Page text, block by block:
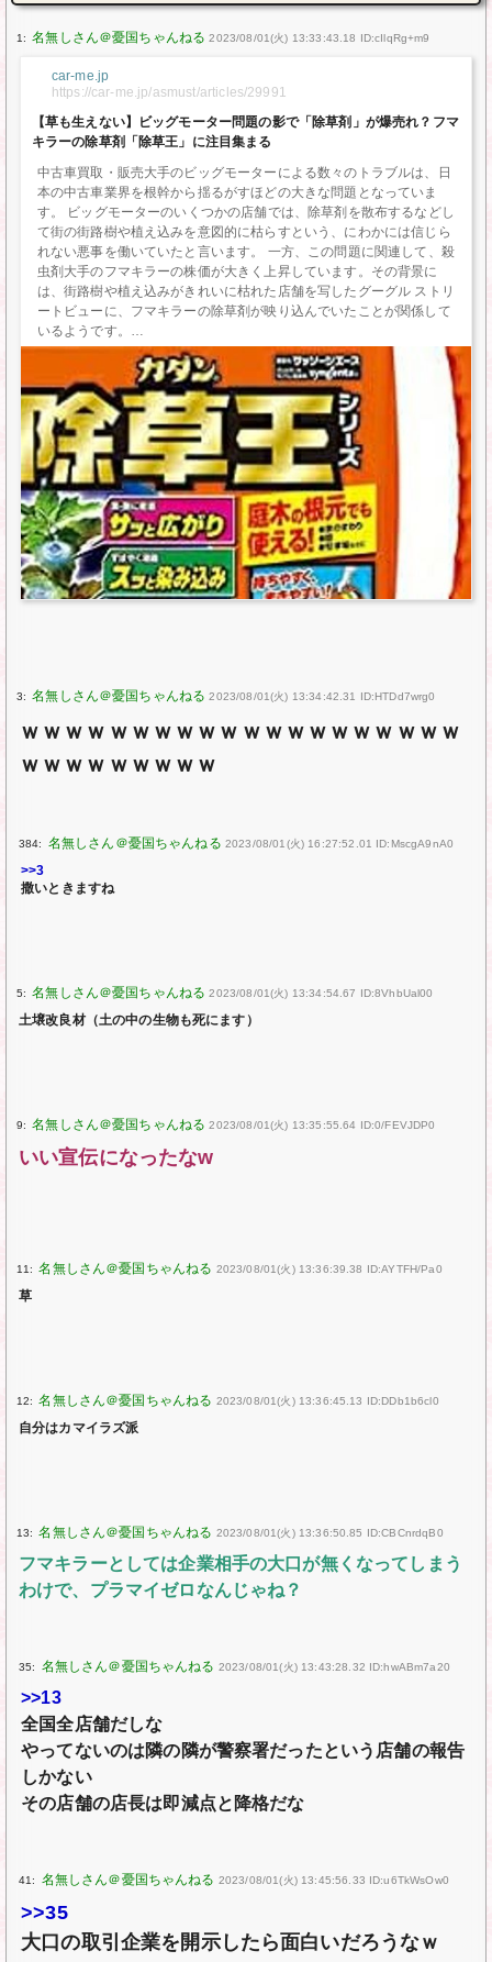
1: 2023/08/01(火) 13:33:43.18 ID:cIlqRg+m9
car-me.jp
https://car-me.jp/asmust/articles/29991
【草も生えない】ビッグモーター問題の影で「除草剤」が爆売れ？フマ
キラーの除草剤「除草王」に注目集まる
中古車買取・販売大手のビッグモーターによる数々のトラブルは、日
本の中古車業界を根幹から揺るがすほどの大きな問題となっていま
す。 ビッグモーターのいくつかの店舗では、除草剤を散布するなどし
て街の街路樹や植え込みを意図的に枯らすという、にわかには信じら
れない悪事を働いていたと言います。 一方、この問題に関連して、殺
虫剤大手のフマキラーの株価が大きく上昇しています。その背景に
は、街路樹や植え込みがきれいに枯れた店舗を写したグーグル ストリ
ートビューに、フマキラーの除草剤が映り込んでいたことが関係して
いるようです。
3: 2023/08/01(火) 13:34:42.31 ID:HTDd7wrg0
ｗｗｗｗｗｗｗｗｗｗｗｗｗｗｗｗｗｗｗｗ
ｗｗｗｗｗｗｗｗｗ
384: 2023/08/01(火) 16:27:52.01 ID:MscgA9nA0
>>3
撒いときますね
5: 2023/08/01(火) 13:34:54.67 ID:8VhbUal00
土壌改良材（土の中の生物も死にます）
9: 2023/08/01(火) 13:35:55.64 ID:0/FEVJDP0
いい宣伝になったなw
11: 2023/08/01(火) 13:36:39.38 ID:AYTFH/Pa0
草
12: 2023/08/01(火) 13:36:45.13 ID:DDb1b6cl0
自分はカマイラズ派
13: 2023/08/01(火) 13:36:50.85 ID:CBCnrdqB0
フマキラーとしては企業相手の大口が無くなってしまう
わけで、プラマイゼロなんじゃね？
35: 2023/08/01(火) 13:43:28.32 ID:hwABm7a20
>>13
全国全店舗だしな
やってないのは隣の隣が警察署だったという店舗の報告
しかない
その店舗の店長は即減点と降格だな
41: 2023/08/01(火) 13:45:56.33 ID:u6TkWsOw0
>>35
大口の取引企業を開示したら面白いだろうなｗ